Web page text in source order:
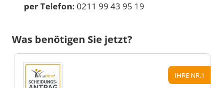
per Telefon: 0211 99 43 95 19
Was benötigen Sie jetzt?
IHRE NR.1